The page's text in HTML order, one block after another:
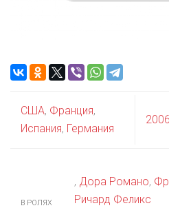
США, Франция,
Испания, Германия
2006
В РОЛЯХ
, Дора Романо,
Ричард Феликс